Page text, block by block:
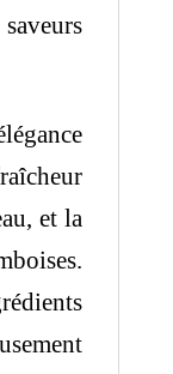
et la